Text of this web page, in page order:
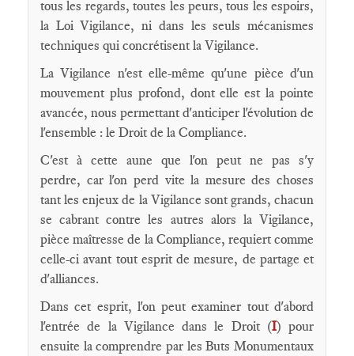
tous les regards, toutes les peurs, tous les espoirs,
la Loi Vigilance, ni dans les seuls mécanismes
techniques qui concrétisent la Vigilance.
La Vigilance n'est elle-même qu'une pièce d'un
mouvement plus profond, dont elle est la pointe
avancée, nous permettant d'anticiper l'évolution de
l'ensemble : le Droit de la Compliance.
C'est à cette aune que l'on peut ne pas s'y
perdre, car l'on perd vite la mesure des choses
tant les enjeux de la Vigilance sont grands, chacun
se cabrant contre les autres alors la Vigilance,
pièce maîtresse de la Compliance, requiert comme
celle-ci avant tout esprit de mesure, de partage et
d'alliances.
Dans cet esprit, l'on peut examiner tout d'abord
l'entrée de la Vigilance dans le Droit (I) pour
ensuite la comprendre par les Buts Monumentaux